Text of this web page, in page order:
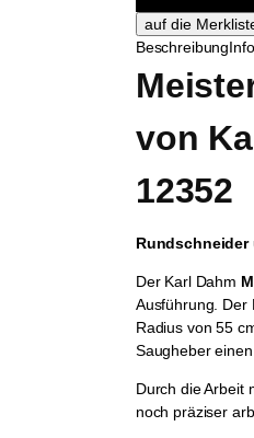
Beschreibung
von
12352
Rundschneider
Der Karl Dahm
Ausführung. Der
Radius von 55
Saugheber
Durch die Arbeit
noch präziser